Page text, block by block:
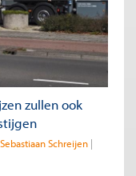
zullen ook
Sebastiaan Schreijen